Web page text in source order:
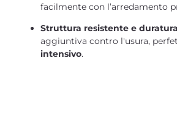
facilmente con l’arredamento
Struttura resistente e duratura
aggiuntiva contro l'usura,
intensivo.